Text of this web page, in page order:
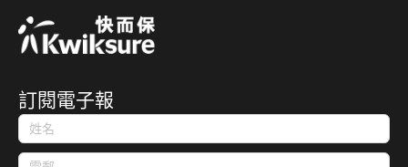
歐系混能車特點及混能車保養攻略。
訂閱電子報